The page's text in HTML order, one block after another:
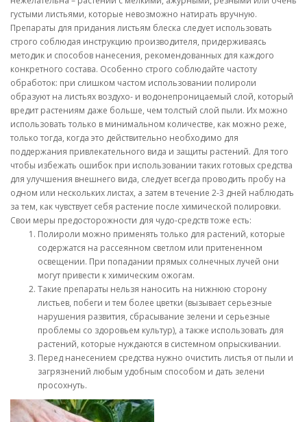
густыми листьями, которые невозможно натирать вручную.
Препараты для придания листьям блеска следует использовать
строго соблюдая инструкцию производителя, придерживаясь
методик и способов нанесения, рекомендованных для каждого
конкретного состава. Особенно строго соблюдайте частоту
обработок: при слишком частом использовании полироли
образуют на листьях воздухо- и водонепроницаемый слой, который
вредит растениям даже больше, чем толстый слой пыли. Их можно
использовать только в минимальном количестве, как можно реже,
только тогда, когда это действительно необходимо для
поддержания привлекательного вида и защиты растений. Для того
чтобы избежать ошибок при использовании таких готовых средства
для улучшения внешнего вида, следует всегда проводить пробу на
одном или нескольких листах, а затем в течение 2-3 дней наблюдать
за тем, как чувствует себя растение после химической полировки.
Свои меры предосторожности для чудо-средств тоже есть:
Полироли можно применять только для растений, которые
содержатся на рассеянном светлом или притененном
освещении. При попадании прямых солнечных лучей они
могут привести к химическим ожогам.
Такие препараты нельзя наносить на нижнюю сторону
листьев, побеги и тем более цветки (вызывает серьезные
нарушения развития, сбрасывание зелени и серьезные
проблемы со здоровьем культур), а также использовать для
растений, которые нуждаются в системном опрыскивании.
Перед нанесением средства нужно очистить листья от пыли и
загрязнений любым удобным способом и дать зелени
просохнуть.